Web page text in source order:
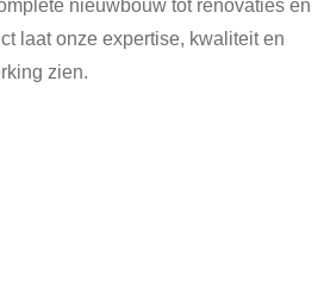
nieuwbouw tot renovaties en
laat onze expertise, kwaliteit en
zien.